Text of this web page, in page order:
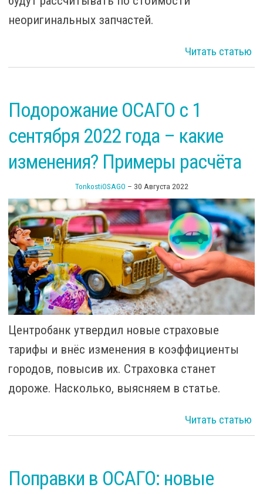
неоригинальных запчастей.
Читать статью
Подорожание ОСАГО с 1
сентября 2022 года – какие
изменения? Примеры расчёта
TonkostiOSAGO – 30 Августа 2022
Центробанк утвердил новые страховые
тарифы и внёс изменения в коэффициенты
городов, повысив их. Страховка станет
дороже. Насколько, выясняем в статье.
Читать статью
Поправки в ОСАГО: новые